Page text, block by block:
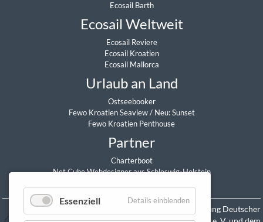
Ecosail Barth
Ecosail Weltweit
Ecosail Reviere
Ecosail Kroatien
Ecosail Mallorca
Urlaub an Land
Ostseebooker
Fewo Kroatien Seaview/ Neu: Sunset
Fewo Kroatien Penthouse
Partner
Charterboot
Net Cube Webdesigner aus Schleswig-Holstein
Mitglied in der Vereinigung Deutscher
Essenziell Details einblenden